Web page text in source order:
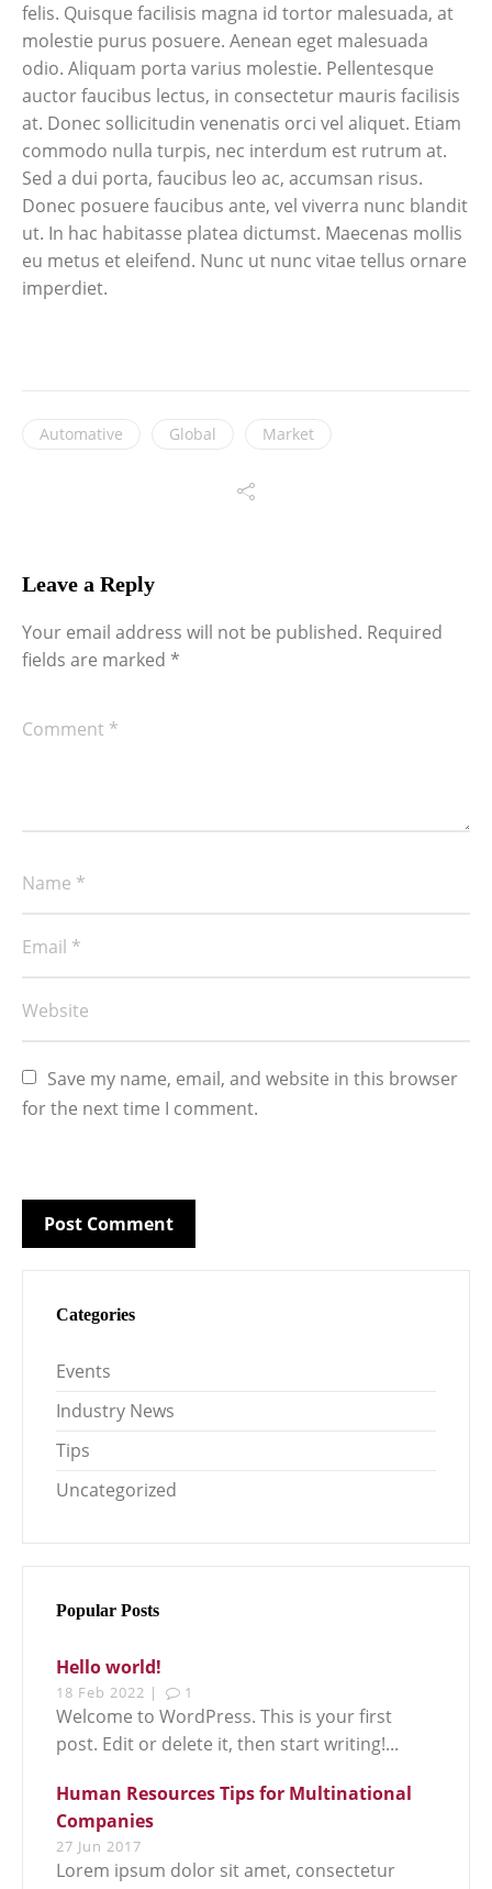
felis. Quisque facilisis magna id tortor malesuada, at
molestie purus posuere. Aenean eget malesuada
odio. Aliquam porta varius molestie. Pellentesque
auctor faucibus lectus, in consectetur mauris facilisis
at. Donec sollicitudin venenatis orci vel aliquet. Etiam
commodo nulla turpis, nec interdum est rutrum at.
Sed a dui porta, faucibus leo ac, accumsan risus.
Donec posuere faucibus ante, vel viverra nunc blandit
ut. In hac habitasse platea dictumst. Maecenas mollis
eu metus et eleifend. Nunc ut nunc vitae tellus ornare
imperdiet.
Automative Global Market
Leave a Reply
Your email address will not be published. Required
fields are marked *
Save my name, email, and website in this browser
for the next time I comment.
Categories
Events
Industry News
Tips
Uncategorized
Popular Posts
Hello world!
18 Feb 2022 | 1
Welcome to WordPress. This is your first
post. Edit or delete it, then start writing!...
Human Resources Tips for Multinational
Companies
27 Jun 2017
Lorem ipsum dolor sit amet, consectetur